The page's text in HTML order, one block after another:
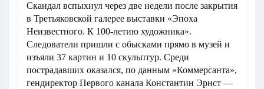
Скандал вспыхнул через две недели после закрытия
в Третьяковской галерее выставки «Эпоха
Неизвестного. К 100-летию художника».
Следователи пришли с обысками прямо в музей и
изъяли 37 картин и 10 скульптур. Среди
пострадавших оказался, по данным «Коммерсанта»,
гендиректор Первого канала Константин Эрнст —